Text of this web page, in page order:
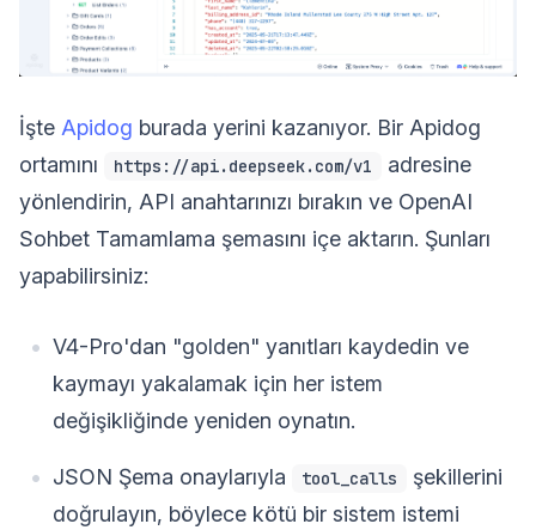
İşte Apidog burada yerini kazanıyor. Bir Apidog
ortamını
https://api.deepseek.com/v1
adresine
yönlendirin, API anahtarınızı bırakın ve OpenAI
Sohbet Tamamlama şemasını içe aktarın. Şunları
yapabilirsiniz:
V4-Pro'dan "golden" yanıtları kaydedin ve
kaymayı yakalamak için her istem
değişikliğinde yeniden oynatın.
JSON Şema onaylarıyla tool_calls
şekillerini
doğrulayın, böylece kötü bir sistem istemi